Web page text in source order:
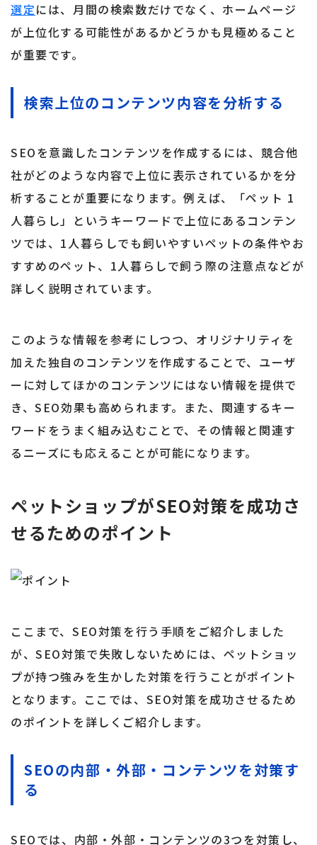
選定には、月間の検索数だけでなく、ホームページ
が上位化する可能性があるかどうかも見極めること
が重要です。
検索上位のコンテンツ内容を分析する
SEOを意識したコンテンツを作成するには、競合他
社がどのような内容で上位に表示されているかを分
析することが重要になります。例えば、「ペット 1
人暮らし」というキーワードで上位にあるコンテン
ツでは、1人暮らしでも飼いやすいペットの条件やお
すすめのペット、1人暮らしで飼う際の注意点などが
詳しく説明されています。
このような情報を参考にしつつ、オリジナリティを
加えた独自のコンテンツを作成することで、ユーザ
ーに対してほかのコンテンツにはない情報を提供で
き、SEO効果も高められます。また、関連するキー
ワードをうまく組み込むことで、その情報と関連す
るニーズにも応えることが可能になります。
ペットショップがSEO対策を成功さ
せるためのポイント
ここまで、SEO対策を行う手順をご紹介しました
が、SEO対策で失敗しないためには、ペットショッ
プが持つ強みを生かした対策を行うことがポイント
となります。ここでは、SEO対策を成功させるため
のポイントを詳しくご紹介します。
SEOの内部・外部・コンテンツを対策す
る
SEOでは、内部・外部・コンテンツの3つを対策し、